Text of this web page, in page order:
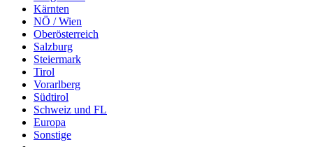
Kärnten
NÖ / Wien
Oberösterreich
Salzburg
Steiermark
Tirol
Vorarlberg
Südtirol
Schweiz und FL
Europa
Sonstige